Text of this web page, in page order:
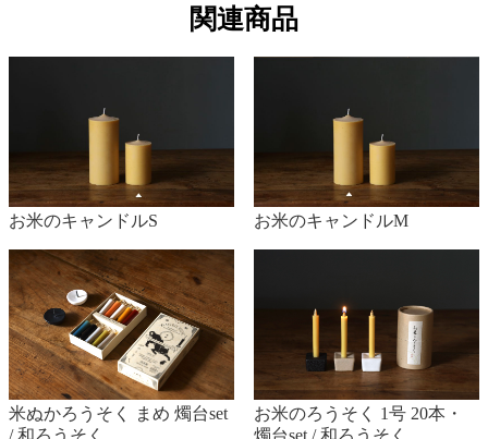
関連商品
お米のキャンドルS お米のキャンドルM
米ぬかろうそく まめ 燭台set
/ 和ろうそく
お米のろうそく 1号 20本・
燭台set / 和ろうそく